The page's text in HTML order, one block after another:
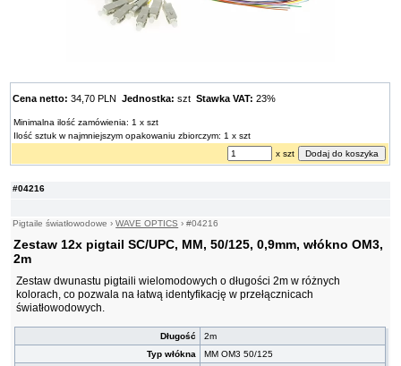
#04216
Pigtaile światłowodowe ›WAVE OPTICS ›#04216
Zestaw 12x pigtail SC/UPC, MM, 50/125, 0,9mm, włókno OM3,
2m
Zestaw dwunastu pigtaili wielomodowych o długości 2m w różnych
kolorach, co pozwala na łatwą identyfikację w przełącznicach
światłowodowych.
Długość
2m
Typ włókna
MM OM3 50/125
Cena netto: 34,70 PLNJednostka: sztStawka VAT: 23%
Minimalna ilość zamówienia: 1 x szt
Ilość sztuk w najmniejszym opakowaniu zbiorczym: 1 x szt
x szt